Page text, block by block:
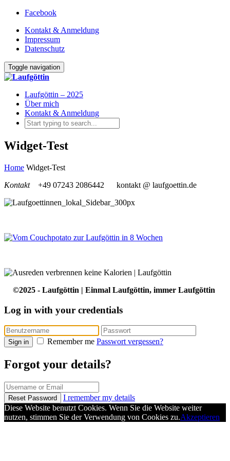
Facebook
Kontakt & Anmeldung
Impressum
Datenschutz
Toggle navigation
Laufgöttin – 2025
Über mich
Kontakt & Anmeldung
Widget-Test
Home Widget-Test
Kontakt
+49 07243 2086442 kontakt @ laufgoettin.de
©2025 - Laufgöttin | Einmal Laufgöttin, immer Laufgöttin
Log in with your credentials
Sign in Remember me Passwort vergessen?
Forgot your details?
Reset Password
I remember my details
Diese Website benutzt Cookies. Wenn Sie die Website weiter
nutzen, stimmen Sie der Verwendung von Cookies zu.Akzeptieren